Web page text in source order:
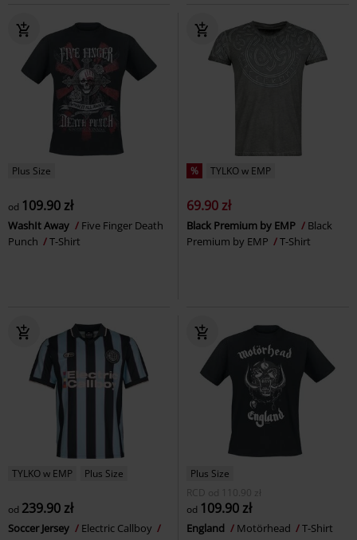
Plus Size
od 109.90 zł
WashIt Away
Five Finger Death
Punch
T-Shirt
% TYLKO w EMP
69.90 zł
Black Premium by EMP
Black
Premium by EMP
T-Shirt
TYLKO w EMP Plus Size
od 239.90 zł
Soccer Jersey
Electric Callboy
Plus Size
RCD
od 110.90 zł
od 109.90 zł
England Motörhead T-Shirt